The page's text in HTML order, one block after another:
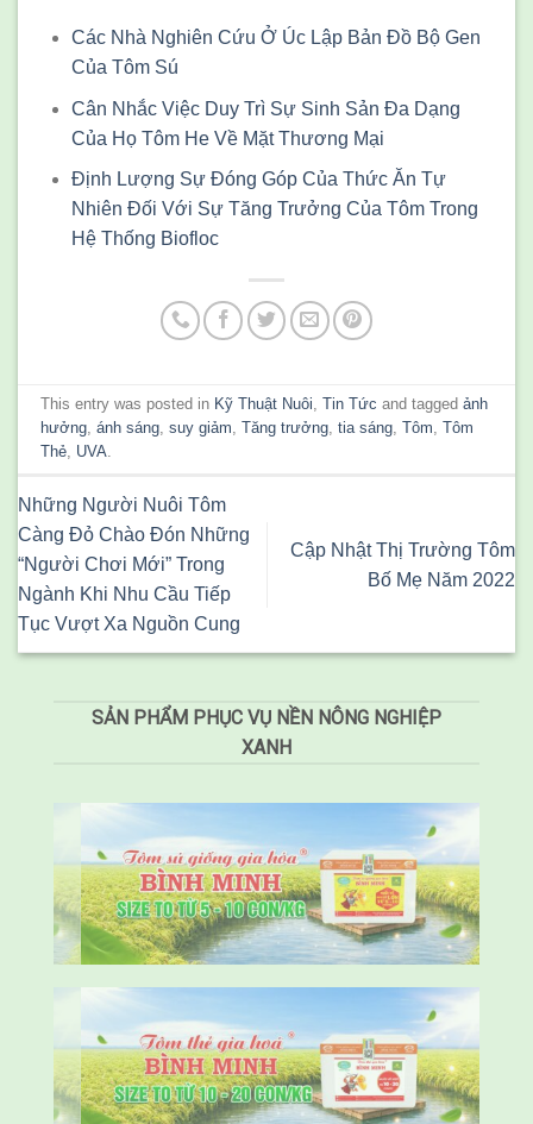
Các Nhà Nghiên Cứu Ở Úc Lập Bản Đồ Bộ Gen
Của Tôm Sú
Cân Nhắc Việc Duy Trì Sự Sinh Sản Đa Dạng
Của Họ Tôm He Về Mặt Thương Mại
Định Lượng Sự Đóng Góp Của Thức Ăn Tự
Nhiên Đối Với Sự Tăng Trưởng Của Tôm Trong
Hệ Thống Biofloc
This entry was posted in Kỹ Thuật Nuôi,Tin Tức and taggedảnh
hưởng,ánh sáng,suy giảm,Tăng trưởng,tia sáng,Tôm,Tôm
Thẻ, UVA.
Những Người Nuôi Tôm
Càng Đỏ Chào Đón Những
“Người Chơi Mới” Trong
Ngành Khi Nhu Cầu Tiếp
Tục Vượt Xa Nguồn Cung
Cập Nhật Thị Trường Tôm
Bố Mẹ Năm 2022
SẢN PHẨM PHỤC VỤ NỀN NÔNG NGHIỆP
XANH